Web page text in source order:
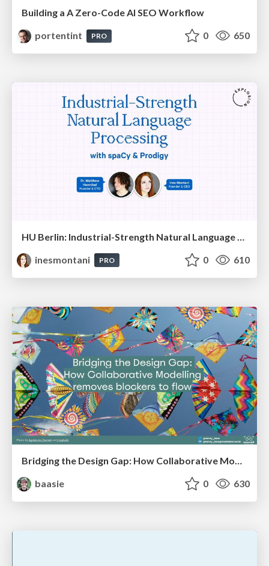
Building a A Zero-Code AI SEO Workflow
portentint
PRO 0 650
inesmontani
PRO 0 610
Bridging the Design Gap: How Collaborative Modelling removes blockers to flow between stakeholders and teams @FastFlow conf
baasie
0 630